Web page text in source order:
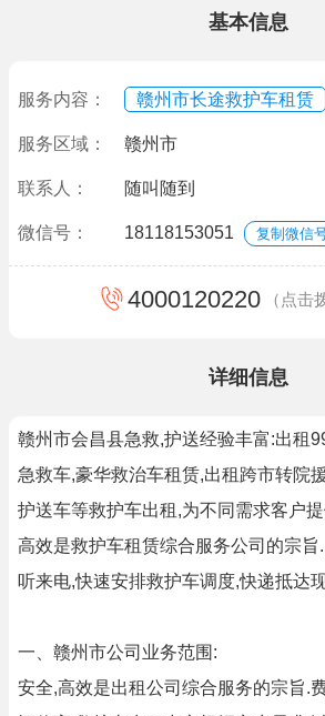
基本信息
服务内容： 赣州市长途救护车租赁
服务区域： 赣州市
联系人： 随叫随到
微信号： 18118153051 复制微信
4000120220 （点击
详细信息
赣州市会昌县急救,护送经验丰富:出租
急救车,豪华救治车租赁,出租跨市转院
护送车等救护车出租,为不同需求客户
高效是救护车租赁综合服务公司的宗
听来电,快速安排救护车调度,快递抵达
一、赣州市公司业务范围:
安全,高效是出租公司综合服务的宗旨.